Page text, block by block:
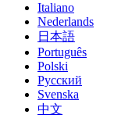
Italiano
Nederlands
日本語
Português
Polski
Русский
Svenska
中文